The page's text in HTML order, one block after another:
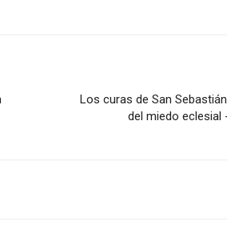
Los curas de San
del miedo eclesial